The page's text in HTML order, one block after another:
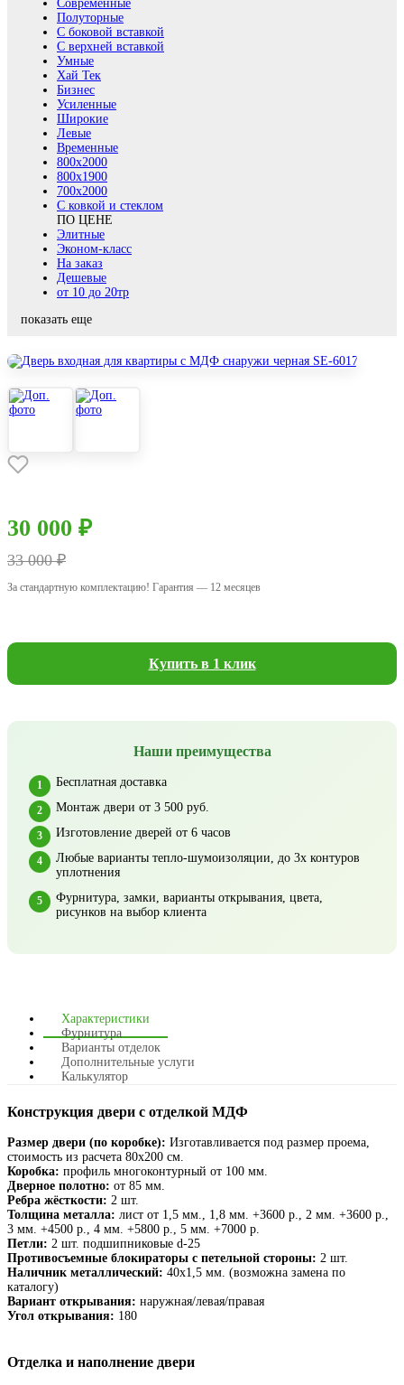
Современные
Полуторные
С боковой вставкой
С верхней вставкой
Умные
Хай Тек
Бизнес
Усиленные
Широкие
Левые
Временные
800х2000
800x1900
700x2000
С ковкой и стеклом
ПО ЦЕНЕ
Элитные
Эконом-класс
На заказ
Дешевые
от 10 до 20тр
показать еще
30 000 ₽
33 000 ₽
За стандартную комплектацию! Гарантия — 12 месяцев
Купить в 1 клик
Наши преимущества
Бесплатная доставка
Монтаж двери от 3 500 руб.
Изготовление дверей от 6 часов
Любые варианты тепло-шумоизоляции, до 3х контуров
уплотнения
Фурнитура, замки, варианты открывания, цвета,
рисунков на выбор клиента
Характеристики
Фурнитура
Варианты отделок
Дополнительные услуги
Калькулятор
Конструкция двери с отделкой МДФ
Размер двери (по коробке): Изготавливается под размер проема,
стоимость из расчета 80х200 см.
Коробка: профиль многоконтурный от 100 мм.
Дверное полотно: от 85 мм.
Ребра жёсткости: 2 шт.
Толщина металла: лист от 1,5 мм., 1,8 мм. +3600 р., 2 мм. +3600 р.,
3 мм. +4500 р., 4 мм. +5800 р., 5 мм. +7000 р.
Петли: 2 шт. подшипниковые d-25
Противосъемные блокираторы с петельной стороны: 2 шт.
Наличник металлический: 40х1,5 мм. (возможна замена по
каталогу)
Вариант открывания: наружная/левая/правая
Угол открывания: 180
Отделка и наполнение двери